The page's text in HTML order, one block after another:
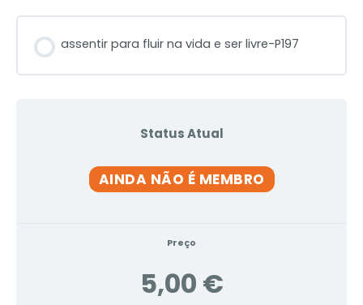
assentir para fluir na vida e ser livre-P197
Status Atual
AINDA NÃO É MEMBRO
Preço
5,00 €